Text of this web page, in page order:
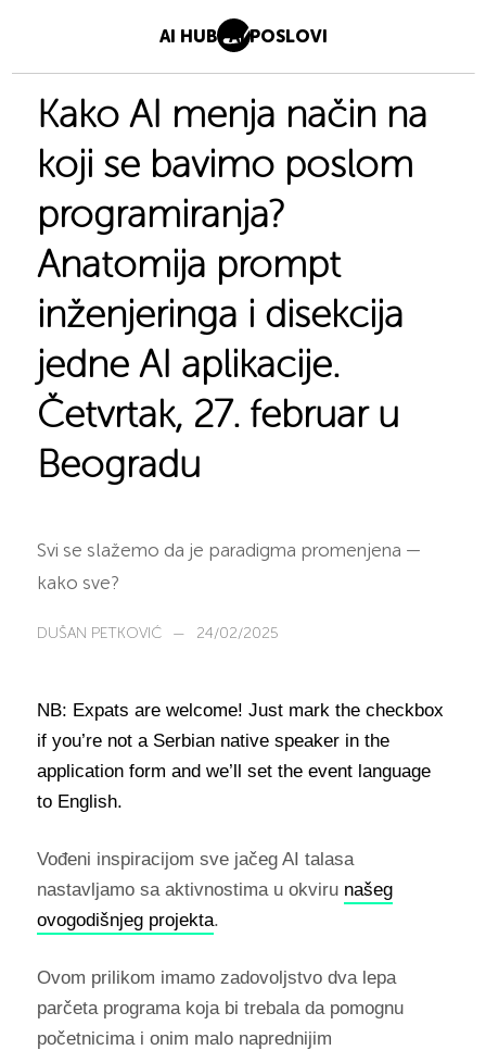
AI HUB AI POSLOVI
Kako AI menja način na
koji se bavimo poslom
programiranja?
Anatomija prompt
inženjeringa i disekcija
jedne AI aplikacije.
Četvrtak, 27. februar u
Beogradu
Svi se slažemo da je paradigma promenjena —
kako sve?
DUŠAN PETKOVIĆ — 24/02/2025
NB: Expats are welcome! Just mark the checkbox
if you’re not a Serbian native speaker in the
application form and we’ll set the event language
to English.
Vođeni inspiracijom sve jačeg AI talasa
nastavljamo sa aktivnostima u okviru našeg
ovogodišnjeg projekta.
Ovom prilikom imamo zadovoljstvo dva lepa
parčeta programa koja bi trebala da pomognu
početnicima i onim malo naprednijim